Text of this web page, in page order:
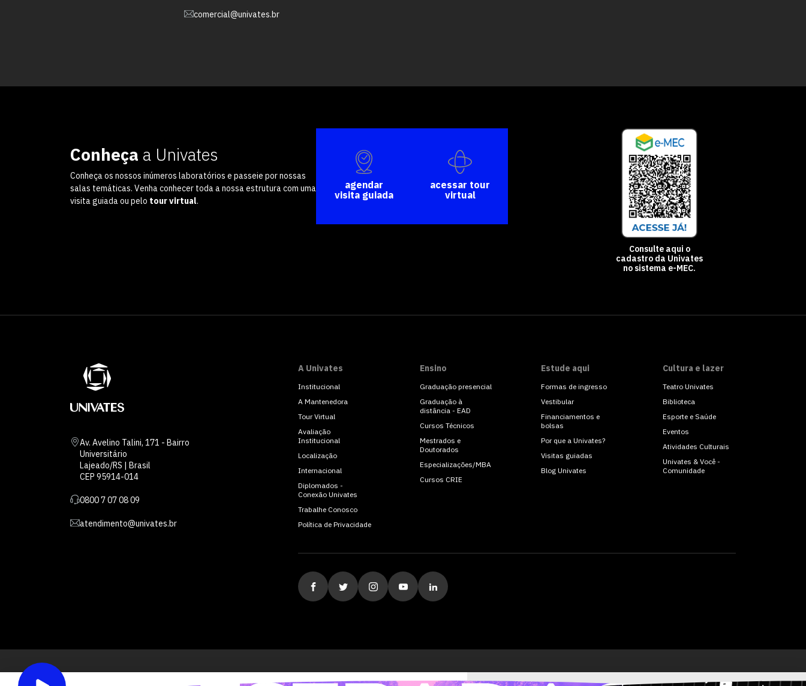
comercial@univates.br
Conheça a Univates
Conheça os nossos inúmeros laboratórios e passeie por nossas
salas temáticas. Venha conhecer toda a nossa estrutura com uma
visita guiada ou pelo tour virtual.
agendar
visita guiada
acessar tour
virtual
Consulte aqui o
cadastro da Univates
no sistema e-MEC.
Av. Avelino Talini, 171 - Bairro
Universitário
Lajeado/RS | Brasil
CEP 95914-014
0800 7 07 08 09
atendimento@univates.br
A Univates
Institucional
A Mantenedora
Tour Virtual
Avaliação
Institucional
Localização
Internacional
Diplomados -
Conexão Univates
Trabalhe Conosco
Política de Privacidade
Ensino
Graduação presencial
Graduação à
distância - EAD
Cursos Técnicos
Mestrados e
Doutorados
Especializações/MBA
Cursos CRIE
Estude aqui
Formas de ingresso
Vestibular
Financiamentos e
bolsas
Por que a Univates?
Visitas guiadas
Blog Univates
Cultura e lazer
Teatro Univates
Biblioteca
Esporte e Saúde
Eventos
Atividades Culturais
Univates & Você -
Comunidade